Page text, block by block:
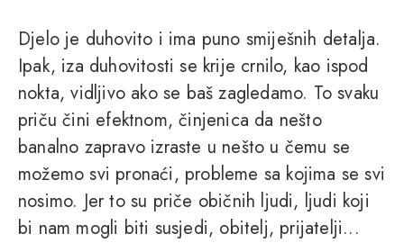
Djelo je duhovito i ima puno smiješnih detalja.
Ipak, iza duhovitosti se krije crnilo, kao ispod
nokta, vidljivo ako se baš zagledamo. To svaku
priču čini efektnom, činjenica da nešto
banalno zapravo izraste u nešto u čemu se
možemo svi pronaći, probleme sa kojima se svi
nosimo. Jer to su priče običnih ljudi, ljudi koji
bi nam mogli biti susjedi, obitelj, prijatelji...